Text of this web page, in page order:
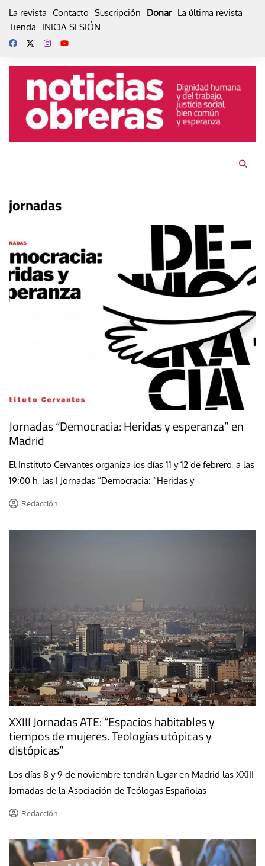
La revista Contacto Suscripción Donar La última revista
Tienda
INICIA SESIÓN
jornadas
Jornadas “Democracia: Heridas y esperanza” en
Madrid
El Instituto Cervantes organiza los días 11 y 12 de febrero, a las
19:00 h, las I Jornadas “Democracia: “Heridas y
Redacción
XXIII Jornadas ATE: “Espacios habitables y
tiempos de mujeres. Teologías utópicas y
distópicas”
Los días 8 y 9 de noviembre tendrán lugar en Madrid las XXIII
Jornadas de la Asociación de Teólogas Españolas
Redacción